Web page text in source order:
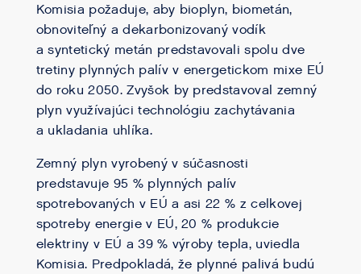
Komisia požaduje, aby bioplyn, biometán,
obnoviteľný a dekarbonizovaný vodík
a syntetický metán predstavovali spolu dve
tretiny plynných palív v energetickom mixe EÚ
do roku 2050. Zvyšok by predstavoval zemný
plyn využívajúci technológiu zachytávania
a ukladania uhlíka.
Zemný plyn vyrobený v súčasnosti
predstavuje 95 % plynných palív
spotrebovaných v EÚ a asi 22 % z celkovej
spotreby energie v EÚ, 20 % produkcie
elektriny v EÚ a 39 % výroby tepla, uviedla
Komisia. Predpokladá, že plynné palivá budú